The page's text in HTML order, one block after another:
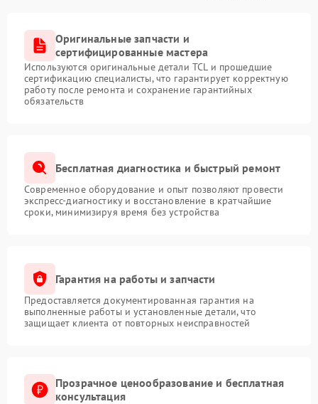
Оригинальные запчасти и
сертифицированные мастера
Используются оригинальные детали TCL и прошедшие
сертификацию специалисты, что гарантирует корректную
работу после ремонта и сохранение гарантийных
обязательств
Бесплатная диагностика и быстрый ремонт
Современное оборудование и опыт позволяют провести
экспресс-диагностику и восстановление в кратчайшие
сроки, минимизируя время без устройства
Гарантия на работы и запчасти
Предоставляется документированная гарантия на
выполненные работы и установленные детали, что
защищает клиента от повторных неисправностей
Прозрачное ценообразование и бесплатная
консультация